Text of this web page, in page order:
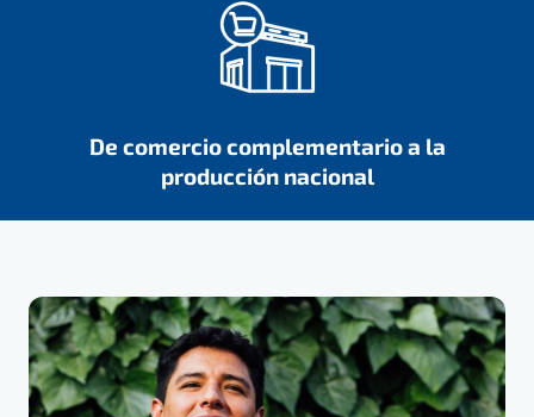
De comercio complementario a la
producción nacional